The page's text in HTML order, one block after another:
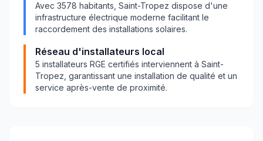
Avec 3578 habitants, Saint-Tropez dispose d'une
infrastructure électrique moderne facilitant le
raccordement des installations solaires.
Réseau d'installateurs local
5 installateurs RGE certifiés interviennent à Saint-
Tropez , garantissant une installation de qualité et un
service après-vente de proximité.